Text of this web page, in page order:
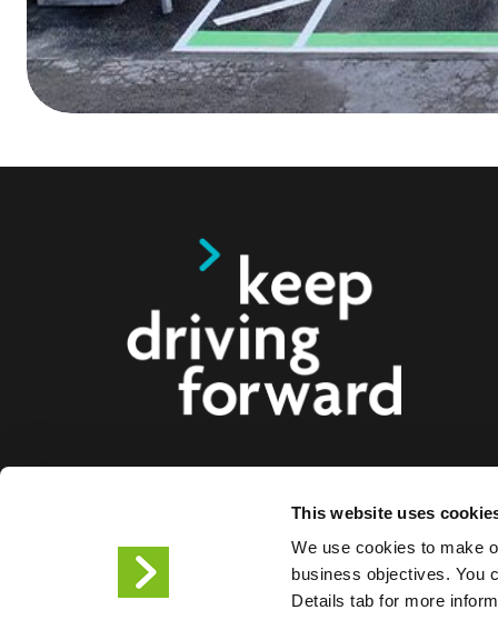
This website uses
We use cookies to make
business objectives. You
Details tab for more
busseille ja kuorma-autoille kuluttajille, yrityksille
Kokonaisvaltaiset latausratkaisumme helpottavat
kaupunkeja tarjoamaan sähköautoilijoiden
infrastruktuuria, ja tuotteidemme skaalautuvuus